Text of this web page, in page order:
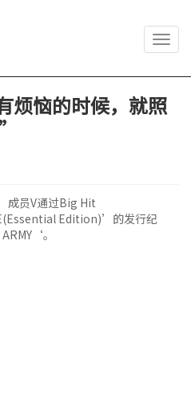
烦恼的时候，就照
成员V通过Big Hit
Edition)’的发行纪
。